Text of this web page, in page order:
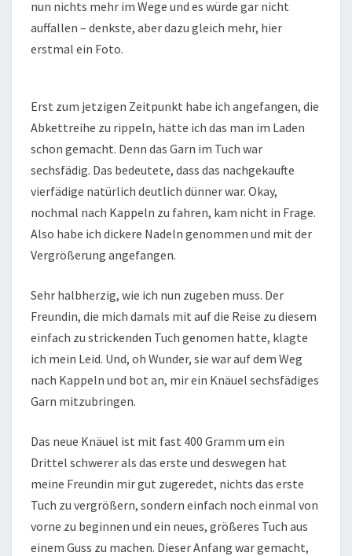
nun nichts mehr im Wege und es würde gar nicht
auffallen – denkste, aber dazu gleich mehr, hier
erstmal ein Foto.
Erst zum jetzigen Zeitpunkt habe ich angefangen, die
Abkettreihe zu rippeln, hätte ich das man im Laden
schon gemacht. Denn das Garn im Tuch war
sechsfädig. Das bedeutete, dass das nachgekaufte
vierfädige natürlich deutlich dünner war. Okay,
nochmal nach Kappeln zu fahren, kam nicht in Frage.
Also habe ich dickere Nadeln genommen und mit der
Vergrößerung angefangen.
Sehr halbherzig, wie ich nun zugeben muss. Der
Freundin, die mich damals mit auf die Reise zu diesem
einfach zu strickenden Tuch genomen hatte, klagte
ich mein Leid. Und, oh Wunder, sie war auf dem Weg
nach Kappeln und bot an, mir ein Knäuel sechsfädiges
Garn mitzubringen.
Das neue Knäuel ist mit fast 400 Gramm um ein
Drittel schwerer als das erste und deswegen hat
meine Freundin mir gut zugeredet, nichts das erste
Tuch zu vergrößern, sondern einfach noch einmal von
vorne zu beginnen und ein neues, größeres Tuch aus
einem Guss zu machen. Dieser Anfang war gemacht,